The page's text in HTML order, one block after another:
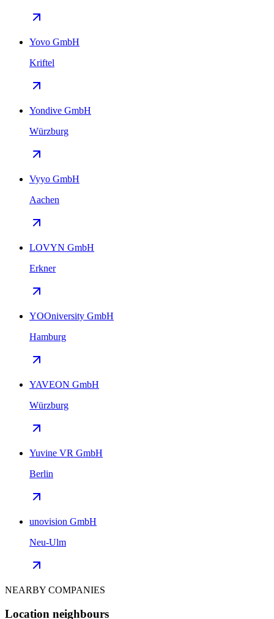
Yovo GmbH
Kriftel
Yondive GmbH
Würzburg
Vyyo GmbH
Aachen
LOVYN GmbH
Erkner
YOOniversity GmbH
Hamburg
YAVEON GmbH
Würzburg
Yuvine VR GmbH
Berlin
unovision GmbH
Neu-Ulm
NEARBY COMPANIES
Location neighbours